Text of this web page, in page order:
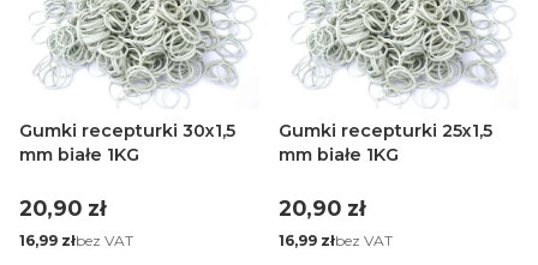
Gumki recepturki 30x1,5
mm białe 1KG
Cena
20,90 zł
Cena
16,99 złbez VAT
Gumki recepturki 25x1,5
mm białe 1KG
Cena
20,90 zł
Cena
16,99 złbez VAT